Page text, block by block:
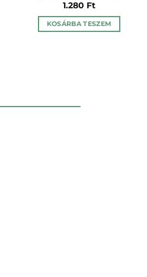
1.280 Ft
KOSÁRBA TESZEM